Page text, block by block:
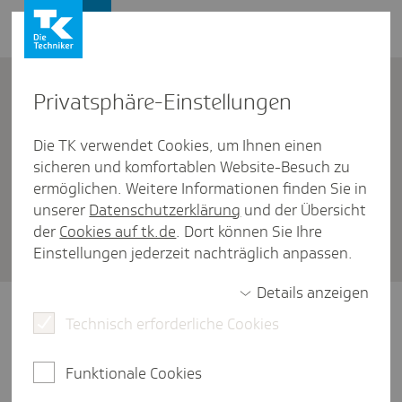
Kontakt
Wie infor­miere ich meine Arbeit­
nehmer über das Thema Insol­
venz­geld?
Firmenkunden / Umlagen U1, U2 und Insolvenzgeld
Sollten Sie als Arbeitgeber in Insolvenz
gehen, steht Ihren Arbeitnehmern
möglicherweise Insolvenzgeld zu. Mit
unserem Beratungsblatt können Sie Ihre
Privat­sphäre-Einstel­lungen
Die TK verwendet Cookies, um Ihnen einen
sicheren und komfortablen Website-Besuch zu
ermöglichen. Weitere Informationen finden Sie in
unserer Datenschutzerklärung und der Übersicht
der Cookies auf tk.de. Dort können Sie Ihre
Einstellungen jederzeit nachträglich anpassen.
Details anzeigen
Technisch erforderliche Cookies
Funktionale Cookies